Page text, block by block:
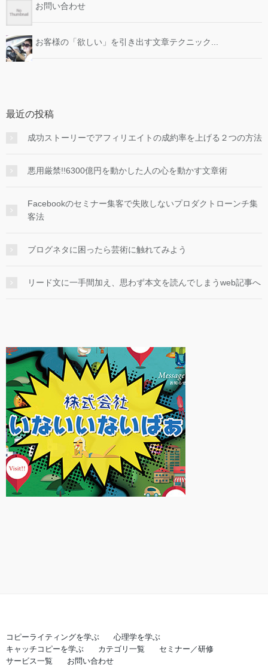
お問い合わせ
お客様の「欲しい」を引き出す文章テクニック...
最近の投稿
成功ストーリーでアフィリエイトの成約率を上げる２つの方法
悪用厳禁!!6300億円を動かした人の心を動かす文章術
Facebookのセミナー集客で失敗しないプロダクトローンチ集
客法
ブログネタに困ったら芸術に触れてみよう
リード文に一手間加え、思わず本文を読んでしまうweb記事へ
コピーライティングを学ぶ
心理学を学ぶ
キャッチコピーを学ぶ
カテゴリ一覧
セミナー／研修
サービス一覧
お問い合わせ